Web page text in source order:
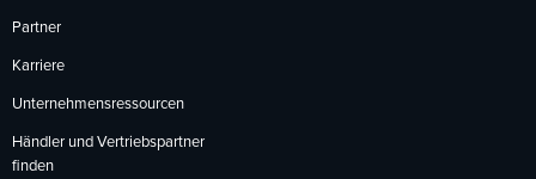
Partner
Karriere
Unternehmensressourcen
Händler und Vertriebspartner
finden